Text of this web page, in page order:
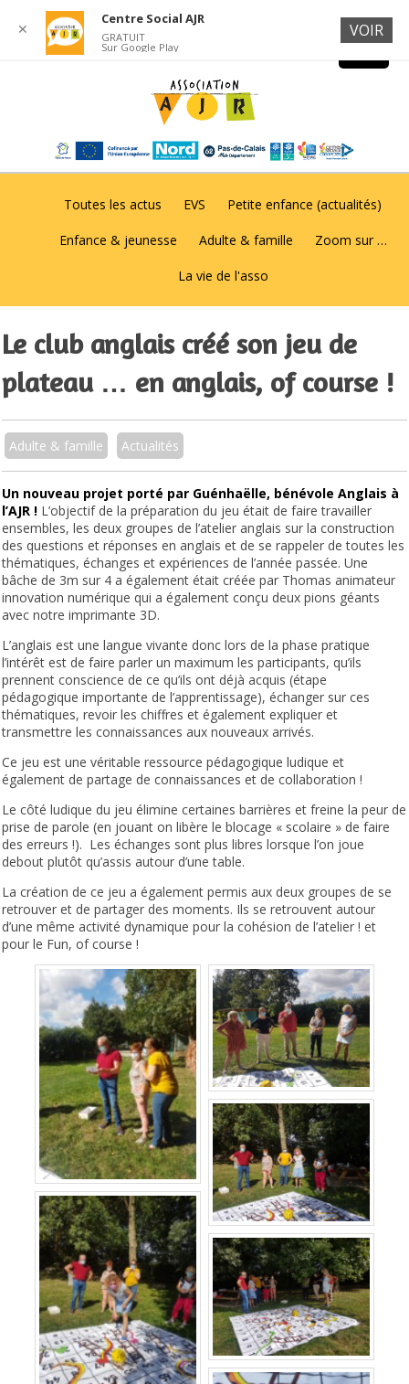
Toutes les actus EVS Petite enfance (actualités)
Enfance & jeunesse Adulte & famille Zoom sur …
La vie de l'asso
Le club anglais créé son jeu de
plateau … en anglais, of course !
Adulte & famille Actualités
Un nouveau projet porté par Guénhaëlle, bénévole Anglais à
l’AJR ! L’objectif de la préparation du jeu était de faire travailler
ensembles, les deux groupes de l’atelier anglais sur la construction
des questions et réponses en anglais et de se rappeler de toutes les
thématiques, échanges et expériences de l’année passée. Une
bâche de 3m sur 4 a également était créée par Thomas animateur
innovation numérique qui a également conçu deux pions géants
avec notre imprimante 3D.
L’anglais est une langue vivante donc lors de la phase pratique
l’intérêt est de faire parler un maximum les participants, qu’ils
prennent conscience de ce qu’ils ont déjà acquis (étape
pédagogique importante de l’apprentissage), échanger sur ces
thématiques, revoir les chiffres et également expliquer et
transmettre les connaissances aux nouveaux arrivés.
Ce jeu est une véritable ressource pédagogique ludique et
également de partage de connaissances et de collaboration !
Le côté ludique du jeu élimine certaines barrières et freine la peur de
prise de parole (en jouant on libère le blocage « scolaire » de faire
des erreurs !). Les échanges sont plus libres lorsque l’on joue
debout plutôt qu’assis autour d’une table.
La création de ce jeu a également permis aux deux groupes de se
retrouver et de partager des moments. Ils se retrouvent autour
d’une même activité dynamique pour la cohésion de l’atelier ! et
pour le Fun, of course !
✕
Centre Social AJR
GRATUIT
Sur Google Play
VOIR